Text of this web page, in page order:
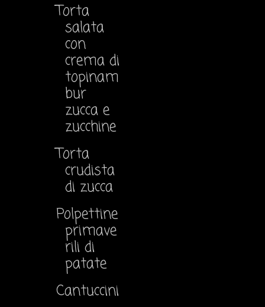
Torta
salata
con
crema di
topinam
bur
zucca e
zucchine
Torta
crudista
di zucca
Polpettine
primave
rili di
patate
Cantuccini